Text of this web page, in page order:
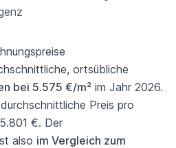
ortsübliche
bei 5.575 €/m² im Jahr 2026.
Preis pro
€. Der
also im Vergleich zum